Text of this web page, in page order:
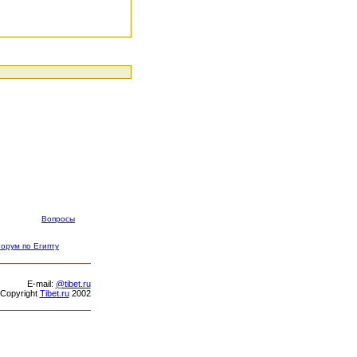
Вопросы
по Египту
Е-mail: @tibet.ru
Copyright Tibet.ru2002